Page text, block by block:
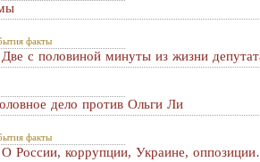
факты
с половиной минуты из жизни
дело против Ольги Ли
факты
России, коррупции, Украине,